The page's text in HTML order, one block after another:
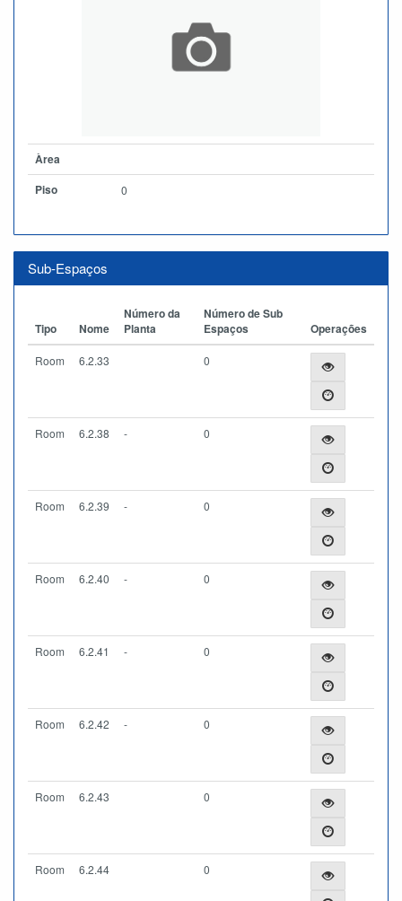
Àrea
Piso
0
Sub-Espaços
Tipo Nome
Número da
Planta
Número de Sub
Espaços
Operações
Room 6.2.33 0
Room 6.2.38 - 0
Room 6.2.39 - 0
Room 6.2.40 - 0
Room 6.2.41 - 0
Room 6.2.42 - 0
Room 6.2.43 0
Room 6.2.44 0